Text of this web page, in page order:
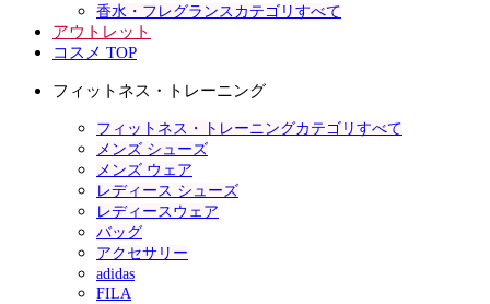
香水・フレグランスカテゴリすべて
アウトレット
コスメ TOP
フィットネス・トレーニング
フィットネス・トレーニングカテゴリすべて
メンズ シューズ
メンズ ウェア
レディース シューズ
レディースウェア
バッグ
アクセサリー
adidas
FILA